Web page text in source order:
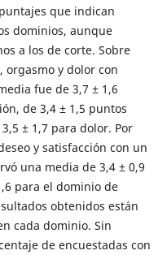
que indican
dominios, aunque
a los de corte. Sobre
orgasmo y dolor con
fue de 3,7 ± 1,6
de 3,4 ± 1,5 puntos
± 1,7 para dolor. Por
y satisfacción con un
una media de 3,4 ± 0,9
para el dominio de
obtenidos están
cada dominio. Sin
de encuestadas con